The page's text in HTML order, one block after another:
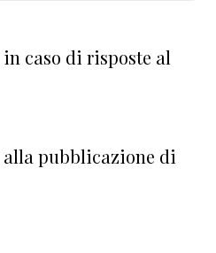
caso di risposte al
pubblicazione di